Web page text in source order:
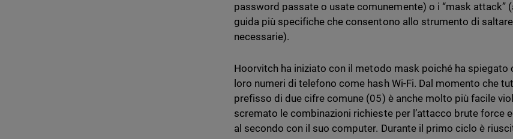
password passate o usate comunemente) o i “mask attack”
guida più specifiche che consentono allo strumento di
necessarie).
Hoorvitch ha iniziato con il metodo mask poiché ha spiegato
loro numeri di telefono come hash Wi-Fi. Dal momento che
prefisso di due cifre comune (05) è anche molto più facile
scremato le combinazioni richieste per l’attacco brute force
al secondo con il suo computer. Durante il primo ciclo è